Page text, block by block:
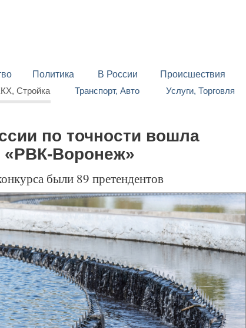
Политика В России Происшествия
Стройка Транспорт, Авто Услуги, Торговля
по точности вошла
«РВК-Воронеж»
были 89 претендентов